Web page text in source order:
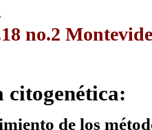
no.2
citogenética:
de los